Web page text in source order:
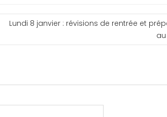
Lundi 8 janvier : révisions de rentrée et
au